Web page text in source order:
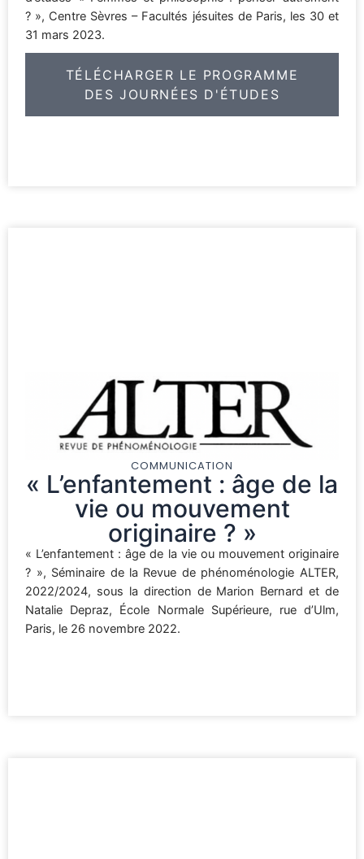
? », Centre Sèvres – Facultés jésuites de Paris, les 30 et
31 mars 2023.
TÉLÉCHARGER LE PROGRAMME
DES JOURNÉES D'ÉTUDES
COMMUNICATION
« L’enfantement : âge de la
vie ou mouvement
originaire ? »
« L’enfantement : âge de la vie ou mouvement originaire
? », Séminaire de la Revue de phénoménologie ALTER,
2022/2024, sous la direction de Marion Bernard et de
Natalie Depraz, École Normale Supérieure, rue d’Ulm,
Paris, le 26 novembre 2022.